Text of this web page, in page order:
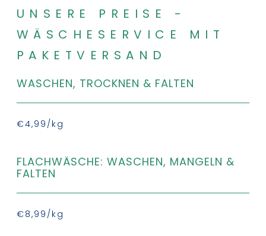
UNSERE PREISE -
WÄSCHESERVICE MIT
PAKETVERSAND
WASCHEN, TROCKNEN & FALTEN
€4,99/kg
FLACHWÄSCHE: WASCHEN, MANGELN &
FALTEN
€8,99/kg